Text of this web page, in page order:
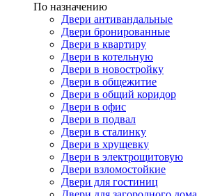
По назначению
Двери антивандальные
Двери бронированные
Двери в квартиру
Двери в котельную
Двери в новостройку
Двери в общежитие
Двери в общий коридор
Двери в офис
Двери в подвал
Двери в сталинку
Двери в хрущевку
Двери в электрощитовую
Двери взломостойкие
Двери для гостиниц